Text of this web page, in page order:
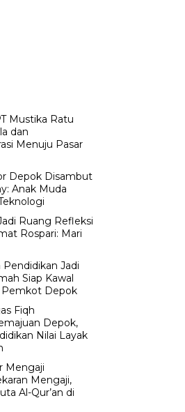
Mustika Ratu
dan
Menuju Pasar
Depok Disambut
Anak Muda
Ruang Refleksi
Rospari: Mari
Pendidikan Jadi
Siap Kawal
Pemkot Depok
Fiqh
Depok,
Nilai Layak
Mengaji
Mengaji,
Al-Qur’an di